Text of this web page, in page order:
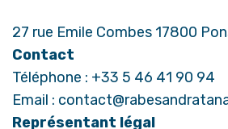
27 rue Emile Combes 17800
Contact
Téléphone : +33 5 46 41 90 94
Email :
Représentant légal